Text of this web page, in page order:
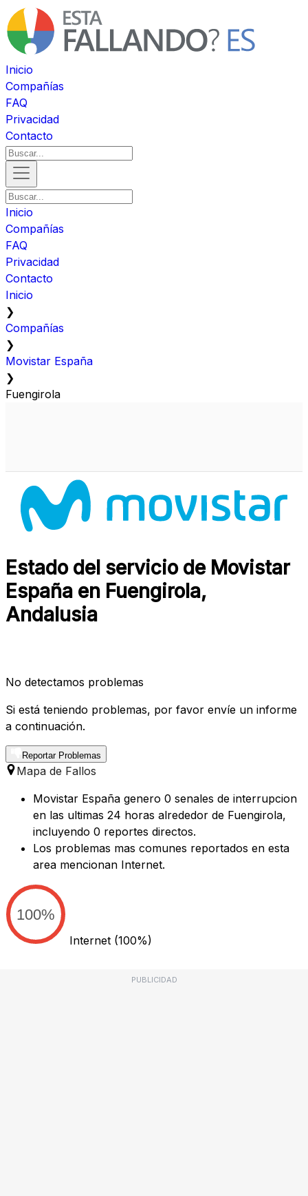
Inicio
Compañías
FAQ
Privacidad
Contacto
Inicio
Compañías
FAQ
Privacidad
Contacto
Inicio
❯
Compañías
❯
Movistar España
❯
Fuengirola
Estado del servicio de Movistar
España en Fuengirola,
Andalusia
No detectamos problemas
Si está teniendo problemas, por favor envíe un informe
a continuación.
Reportar Problemas
Mapa de Fallos
Movistar España genero 0 senales de interrupcion
en las ultimas 24 horas alrededor de Fuengirola,
incluyendo 0 reportes directos.
Los problemas mas comunes reportados en esta
area mencionan Internet.
100%
Internet (100%)
PUBLICIDAD